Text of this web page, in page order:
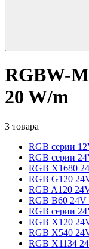
RGBW-
20 W/m
3 товара
RGB серии
RGB серии
RGB X1680
RGB G120
RGB A120
RGB B60 24V
RGB серии
RGB X120
RGB X540
RGB X1134